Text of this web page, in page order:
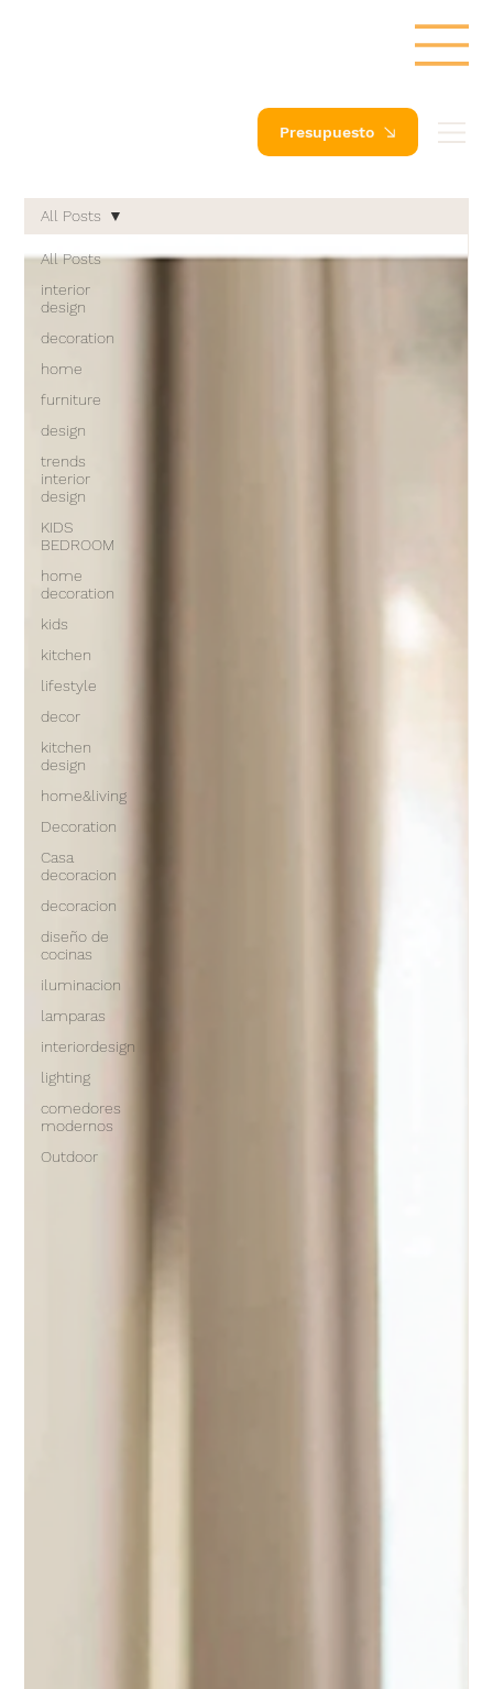
Presupuesto
All Posts
interior
design
decoration
home
furniture
design
trends
interior
design
KIDS
BEDROOM
home
decoration
kids
kitchen
lifestyle
decor
kitchen
design
home&living
Decoration
Casa
decoracion
decoracion
diseño de
cocinas
iluminacion
lamparas
interiordesign
lighting
comedores
modernos
Outdoor
All Posts